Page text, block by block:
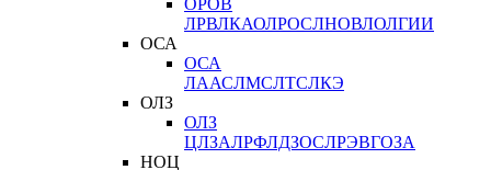
ОРОВ
ЛРВЛКАОЛРОСЛНОВЛОЛГИИ
ОСА
ОСА
ЛААСЛМСЛТСЛКЭ
ОЛЗ
ОЛЗ
ЦЛЗАЛРФЛДЗОСЛРЭВГОЗА
НОЦ